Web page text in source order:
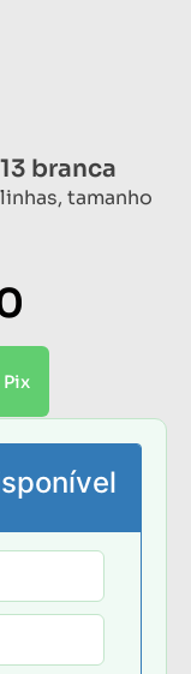
branca
tamanho
Pix